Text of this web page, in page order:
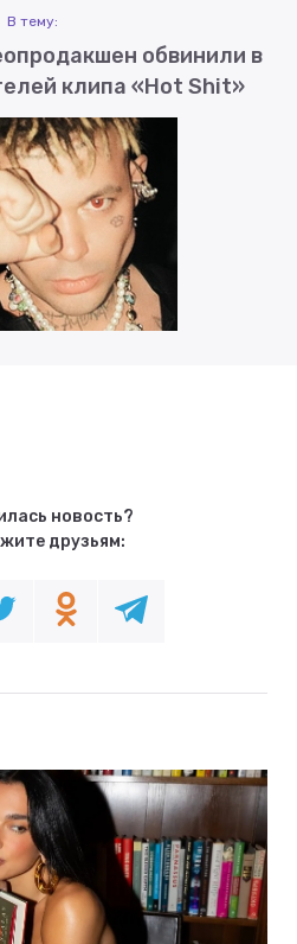
В тему:
обвинили в
клипа «Hot Shit»
новость?
друзьям: